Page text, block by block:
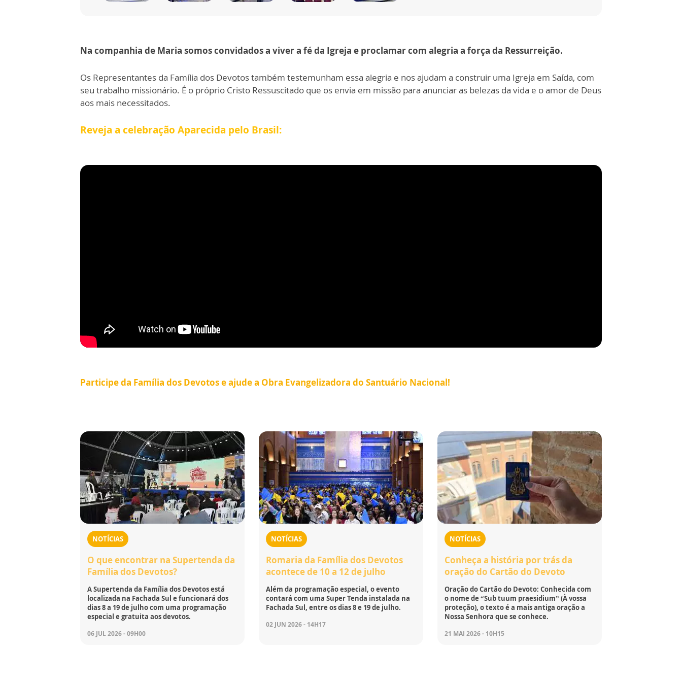
Na companhia de Maria somos convidados a viver a fé da Igreja e proclamar com alegria a força da Ressurreição.
Os Representantes da Família dos Devotos também testemunham essa alegria e nos ajudam a construir uma Igreja em Saída, com
seu trabalho missionário. É o próprio Cristo Ressuscitado que os envia em missão para anunciar as belezas da vida e o amor de Deus
aos mais necessitados.
Reveja a celebração Aparecida pelo Brasil:
Participe da Família dos Devotos e ajude a Obra Evangelizadora do Santuário Nacional!
NOTÍCIAS
O que encontrar na Supertenda da
Família dos Devotos?
A Supertenda da Família dos Devotos está
localizada na Fachada Sul e funcionará dos
dias 8 a 19 de julho com uma programação
especial e gratuita aos devotos.
06 JUL 2026 - 09H00
NOTÍCIAS
Romaria da Família dos Devotos
acontece de 10 a 12 de julho
Além da programação especial, o evento
contará com uma Super Tenda instalada na
Fachada Sul, entre os dias 8 e 19 de julho.
02 JUN 2026 - 14H17
NOTÍCIAS
Conheça a história por trás da
oração do Cartão do Devoto
Oração do Cartão do Devoto: Conhecida com
o nome de “Sub tuum praesidium” (À vossa
proteção), o texto é a mais antiga oração a
Nossa Senhora que se conhece.
21 MAI 2026 - 10H15